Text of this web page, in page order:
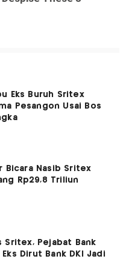
Eks Buruh Sritex
Pesangon Usai Bos
Bicara Nasib Sritex
Rp29,8 Triliun
Sritex, Pejabat Bank
Eks Dirut Bank DKI Jadi